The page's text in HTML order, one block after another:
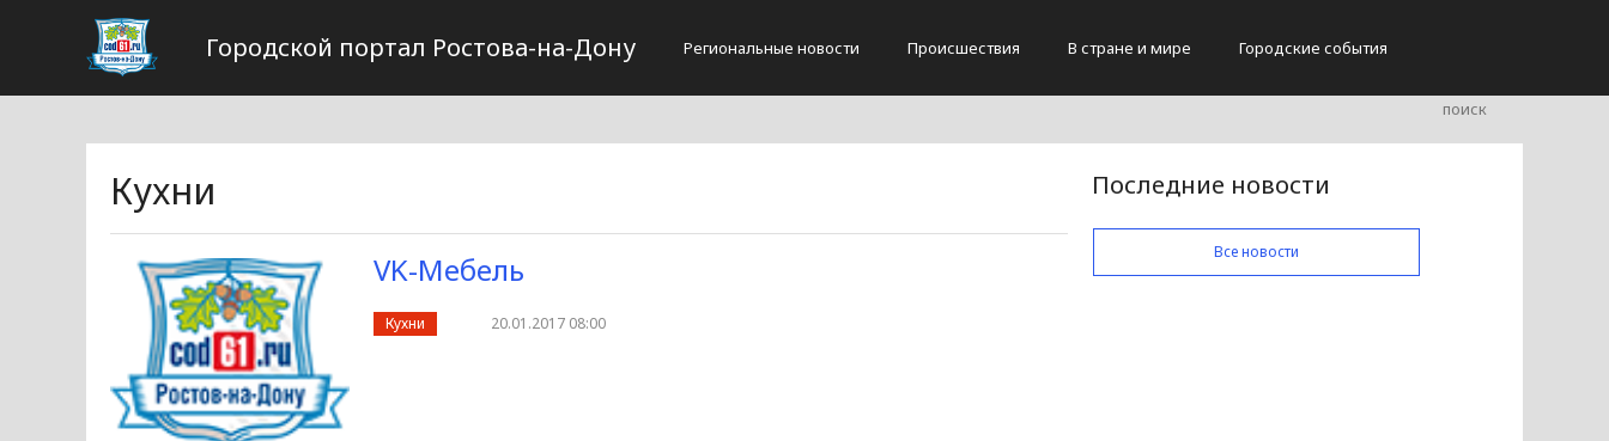
Городской портал Ростова-на-Дону Региональные новости Происшествия В стране и мире Городские события
Кухни
VK-Мебель
Кухни 20.01.2017 08:00
Последние новости
Все новости